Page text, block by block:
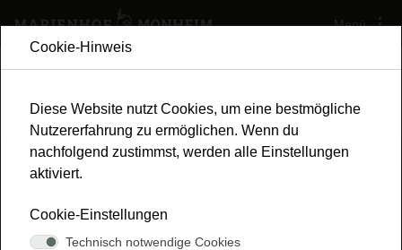
Cookie-Hinweis
Diese Website nutzt Cookies, um eine bestmögliche
Nutzererfahrung zu ermöglichen. Wenn du
nachfolgend zustimmst, werden alle Einstellungen
aktiviert.
Cookie-Einstellungen
Technisch notwendige Cookies
Menü